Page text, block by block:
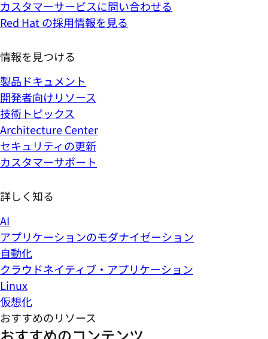
カスタマーサービスに問い合わせる
Red Hat の採用情報を見る
情報を見つける
製品ドキュメント
開発者向けリソース
技術トピックス
Architecture Center
セキュリティの更新
カスタマーサポート
詳しく知る
AI
アプリケーションのモダナイゼーション
自動化
クラウドネイティブ・アプリケーション
Linux
仮想化
おすすめのリソース